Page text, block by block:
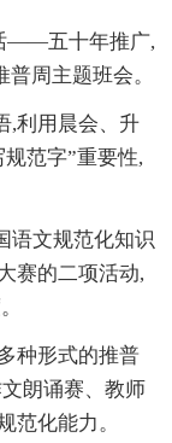
——五十年推广,
周主题班会。
,利用晨会、升
范字”重要性,
语文规范化知识
赛的二项活动,
种形式的推普
朗诵赛、教师
范化能力。